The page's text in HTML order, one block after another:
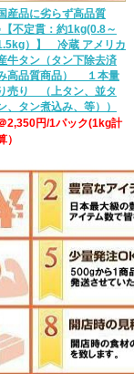
産品に劣らず高品質
【不定貫：約1kg(0.8～
）】 冷蔵 アメリカ
牛タン（タン下除去済
高品質商品） １本量
売り （上タン、並タ
、タン煮込み、等））
2,350円/1パック(1kg計
）